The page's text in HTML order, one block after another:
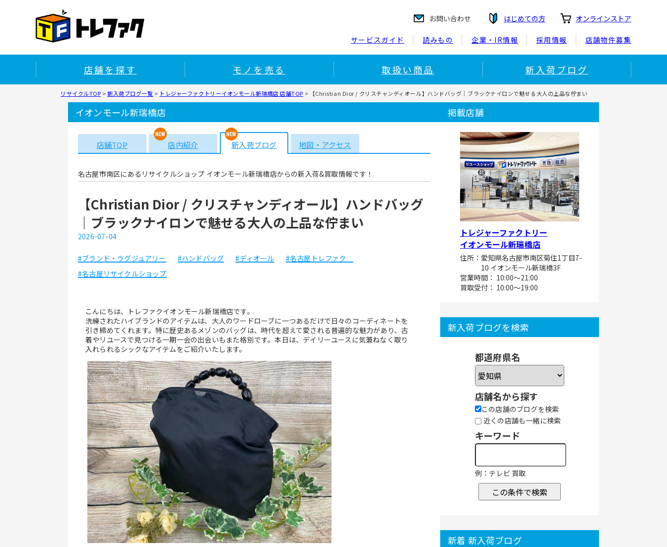
お問い合わせ はじめての方 オンラインストア
サービスガイド 読みもの 企業・IR情報 採用情報 店舗物件募集
店舗を探す モノを売る 取扱い商品 新入荷ブログ
リサイクルTOP >新入荷ブログ一覧 > トレジャーファクトリーイオンモール新瑞橋店 店舗TOP > 【Christian Dior / クリスチャンディオール】ハンドバッグ｜ブラックナイロンで魅せる大人の上品な佇まい
イオンモール新瑞橋店
店舗TOP 店内紹介 新入荷ブログ 地図・アクセス
名古屋市南区にあるリサイクルショップ イオンモール新瑞橋店からの新入荷&買取情報です！
【Christian Dior / クリスチャンディオール】ハンドバッグ
｜ブラックナイロンで魅せる大人の上品な佇まい
2026-07-04
#ブランド・ラグジュアリー #ハンドバッグ #ディオール
#名古屋トレファク
#名古屋リサイクルショップ
こんにちは、トレファクイオンモール新瑞橋店です。
洗練されたハイブランドのアイテムは、大人のワードローブに一つあるだけで日々のコーディネートを
引き締めてくれます。特に歴史あるメゾンのバッグは、時代を超えて愛される普遍的な魅力があり、古
着やリユースで見つける一期一会の出会いもまた格別です。本日は、デイリーユースに気兼ねなく取り
入れられるシックなアイテムをご紹介いたします。
掲載店舗
トレジャーファクトリー
イオンモール新瑞橋店
住所：愛知県名古屋市南区菊住1丁目7-
10 イオンモール新瑞橋3F
営業時間： 10:00～21:00
買取受付： 10:00～19:00
新入荷ブログを検索
都道府県名
店舗名から探す
この店舗のブログを検索
近くの店舗も一緒に検索
キーワード
例：テレビ 買取
この条件で検索
新着 新入荷ブログ